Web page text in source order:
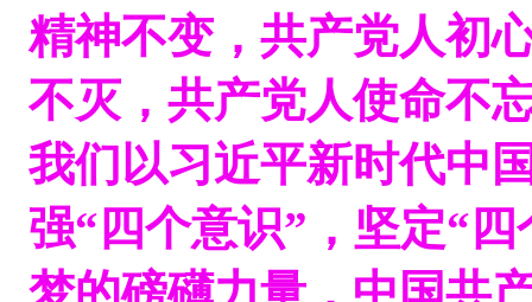
精神不变，共产党人初
不灭，共产党人使命不
我们以习近平新时代中
强“四个意识”，坚定“